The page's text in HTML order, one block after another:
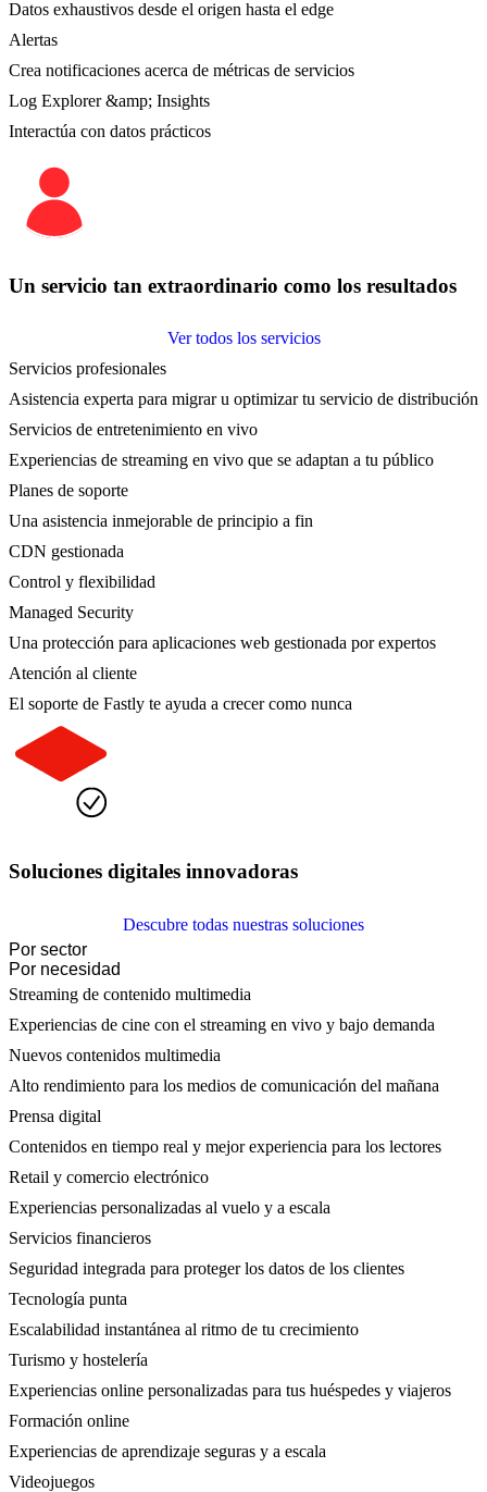
Datos exhaustivos desde el origen hasta el edge
Alertas
Crea notificaciones acerca de métricas de servicios
Log Explorer &amp; Insights
Interactúa con datos prácticos
Un servicio tan extraordinario como los resultados
Ver todos los servicios
Servicios profesionales
Asistencia experta para migrar u optimizar tu servicio de distribución
Servicios de entretenimiento en vivo
Experiencias de streaming en vivo que se adaptan a tu público
Planes de soporte
Una asistencia inmejorable de principio a fin
CDN gestionada
Control y flexibilidad
Managed Security
Una protección para aplicaciones web gestionada por expertos
Atención al cliente
El soporte de Fastly te ayuda a crecer como nunca
Soluciones digitales innovadoras
Descubre todas nuestras soluciones
Por sector
Por necesidad
Streaming de contenido multimedia
Experiencias de cine con el streaming en vivo y bajo demanda
Nuevos contenidos multimedia
Alto rendimiento para los medios de comunicación del mañana
Prensa digital
Contenidos en tiempo real y mejor experiencia para los lectores
Retail y comercio electrónico
Experiencias personalizadas al vuelo y a escala
Servicios financieros
Seguridad integrada para proteger los datos de los clientes
Tecnología punta
Escalabilidad instantánea al ritmo de tu crecimiento
Turismo y hostelería
Experiencias online personalizadas para tus huéspedes y viajeros
Formación online
Experiencias de aprendizaje seguras y a escala
Videojuegos